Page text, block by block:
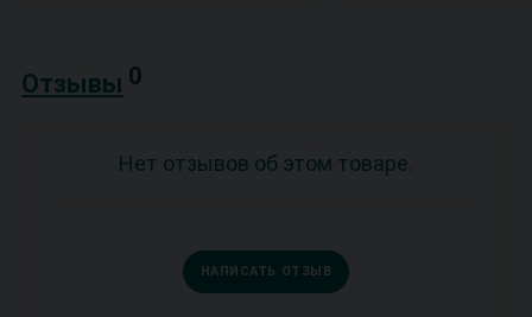
Отзывы 0
Нет отзывов об этом товаре.
НАПИСАТЬ ОТЗЫВ